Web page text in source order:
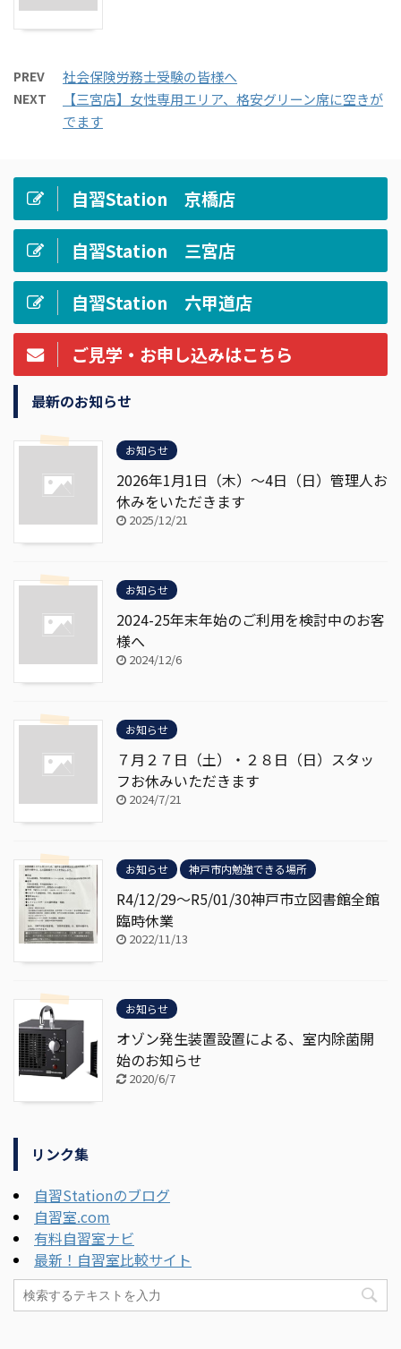
PREV 社会保険労務士受験の皆様へ
NEXT
【三宮店】女性専用エリア、格安グリーン席に空きが
でます
自習Station 京橋店
自習Station 三宮店
自習Station 六甲道店
ご見学・お申し込みはこちら
最新のお知らせ
お知らせ
2026年1月1日（木）～4日（日）管理人お
休みをいただきます
2025/12/21
お知らせ
2024-25年末年始のご利用を検討中のお客
様へ
2024/12/6
お知らせ
７月２７日（土）・２８日（日）スタッ
フお休みいただきます
2024/7/21
お知らせ 神戸市内勉強できる場所
R4/12/29～R5/01/30神戸市立図書館全館
臨時休業
2022/11/13
お知らせ
オゾン発生装置設置による、室内除菌開
始のお知らせ
2020/6/7
リンク集
自習Stationのブログ
自習室.com
有料自習室ナビ
最新！自習室比較サイト